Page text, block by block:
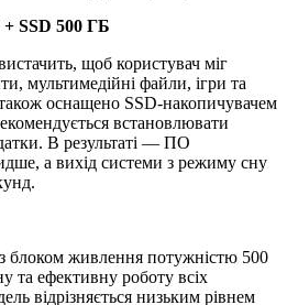
SSD 500 ГБ
щоб користувач міг
мультимедійні файли, ігри та
оснащено SSD-накопичувачем
встановлювати
В результаті — ПО
а вихід системи з режиму сну
блоком живлення потужністю 500
та ефективну роботу всіх
відрізняється низьким рівнем